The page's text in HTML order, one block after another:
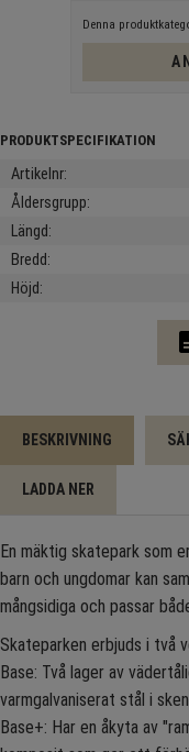
Denna
Artikelnr
Åldersgrupp
Längd
Bredd
Höjd
BESKRIVNING
LADDA NER
En mäktig skatepark som
barn och ungdomar kan
mångsidiga och passar
Skateparken erbjuds i två
Base: Två lager av
varmgalvaniserat stål i
Base+: Har en åkyta av